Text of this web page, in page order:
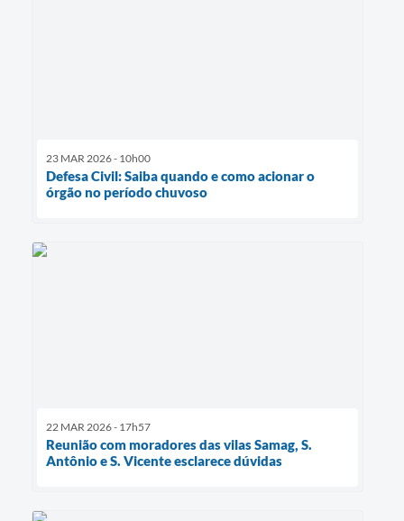
23 MAR 2026 - 10h00
Defesa Civil: Saiba quando e como acionar o
órgão no período chuvoso
22 MAR 2026 - 17h57
Reunião com moradores das vilas Samag, S.
Antônio e S. Vicente esclarece dúvidas